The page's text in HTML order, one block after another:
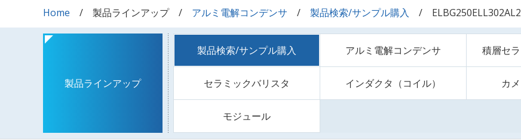
Home 製品ラインアップ アルミ電解コンデンサ 製品検索/サンプル購入
製品ラインアップ
製品検索/サンプル購入 アルミ電解コンデンサ 積層セ
セラミックバリスタ インダクタ（コイル） カ
モジュール